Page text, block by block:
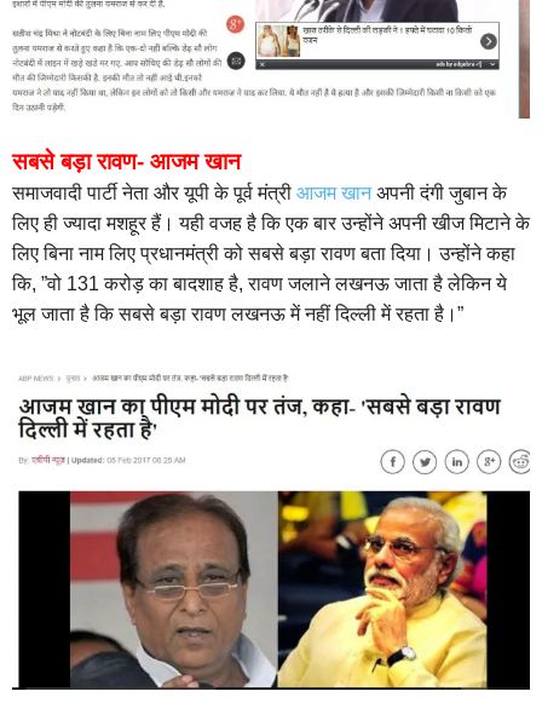
सबसे बड़ा रावण- आजम खान
समाजवादी पार्टी नेता और यूपी के पूर्व मंत्री आजम खानअपनी दंगी जुबान के
लिए ही ज्यादा मशहूर हैं। यही वजह है कि एक बार उन्होंने अपनी खीज मिटाने के
लिए बिना नाम लिए प्रधानमंत्री को सबसे बड़ा रावण बता दिया। उन्होंने कहा
कि, ”वो 131 करोड़ का बादशाह है, रावण जलाने लखनऊ जाता है लेकिन ये
भूल जाता है कि सबसे बड़ा रावण लखनऊ में नहीं दिल्ली में रहता है।”